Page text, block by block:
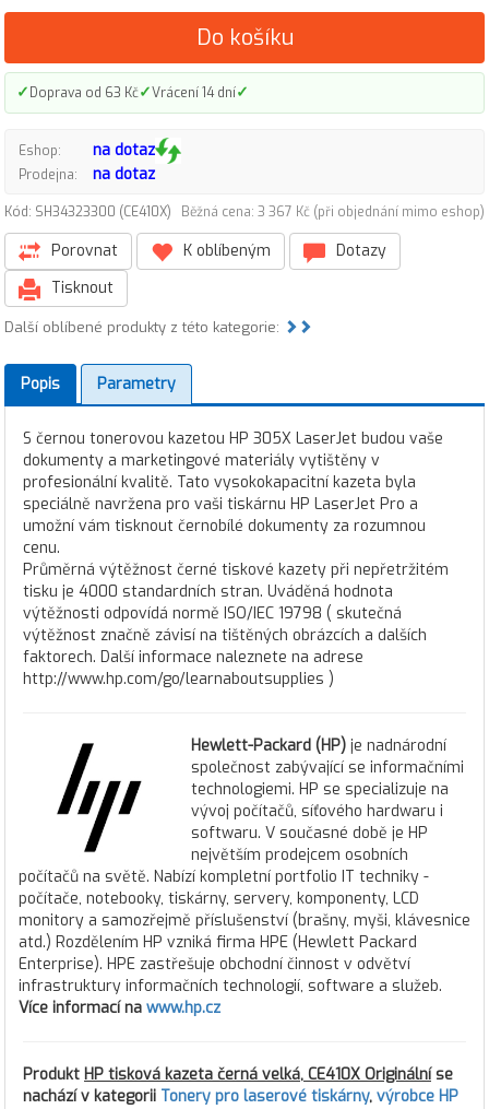
Do košíku
✓Doprava od 63 Kč✓Vrácení 14 dní✓
Eshop: na dotaz
Prodejna: na dotaz
Kód: SH34323300 (CE410X) Běžná cena: 3 367 Kč (při objednání mimo eshop)
Porovnat K oblíbeným
Dotazy
Tisknout
Další oblíbené produkty z této kategorie:
Popis Parametry
S černou tonerovou kazetou HP 305X LaserJet budou vaše
dokumenty a marketingové materiály vytištěny v
profesionální kvalitě. Tato vysokokapacitní kazeta byla
speciálně navržena pro vaši tiskárnu HP LaserJet Pro a
umožní vám tisknout černobílé dokumenty za rozumnou
cenu.
Průměrná výtěžnost černé tiskové kazety při nepřetržitém
tisku je 4000 standardních stran. Uváděná hodnota
výtěžnosti odpovídá normě ISO/IEC 19798 ( skutečná
výtěžnost značně závisí na tištěných obrázcích a dalších
faktorech. Další informace naleznete na adrese
http://www.hp.com/go/learnaboutsupplies )
Hewlett-Packard (HP) je nadnárodní
společnost zabývající se informačními
technologiemi. HP se specializuje na
vývoj počítačů, síťového hardwaru i
softwaru. V současné době je HP
největším prodejcem osobních
počítačů na světě. Nabízí kompletní portfolio IT techniky -
počítače, notebooky, tiskárny, servery, komponenty, LCD
monitory a samozřejmě příslušenství (brašny, myši, klávesnice
atd.) Rozdělením HP vzniká firma HPE (Hewlett Packard
Enterprise). HPE zastřešuje obchodní činnost v odvětví
infrastruktury informačních technologií, software a služeb.
Více informací na www.hp.cz
Produkt HP tisková kazeta černá velká, CE410X Originálníse
nachází v kategorii Tonery pro laserové tiskárny, výrobce HP